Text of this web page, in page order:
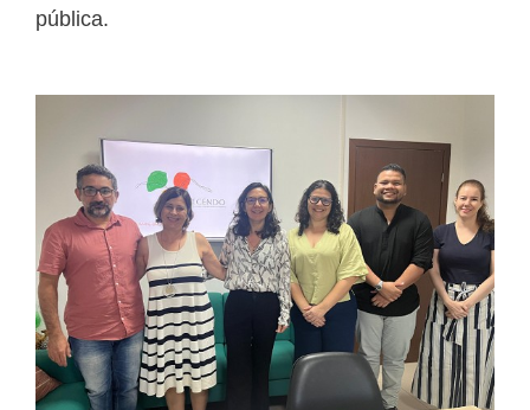
pública.